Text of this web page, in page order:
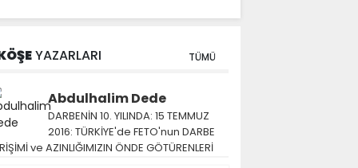
YAZARLARI TÜMÜ
Abdulhalim Dede
DARBENİN 10. YILINDA: 15 TEMMUZ
2016: TÜRKİYE'de FETO'nun DARBE
ve AZINLIĞIMIZIN ÖNDE GÖTÜRENLERİ